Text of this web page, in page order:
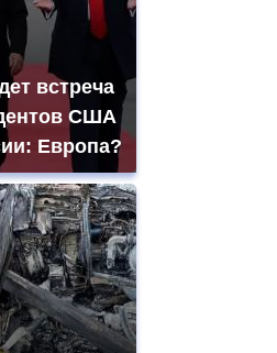
встреча
США
Европа?